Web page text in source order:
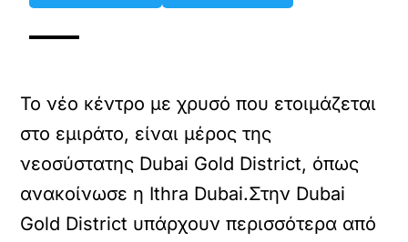
Το νέο κέντρο με χρυσό που ετοιμάζεται
στο εμιράτο, είναι μέρος της
νεοσύστατης Dubai Gold District, όπως
ανακοίνωσε η Ithra Dubai.Στην Dubai
Gold District υπάρχουν περισσότερα από